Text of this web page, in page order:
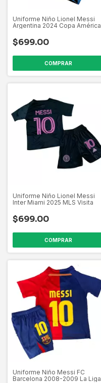
Uniforme Niño Lionel Messi
Argentina 2024 Copa América
$699.00
COMPRAR
Uniforme Niño Lionel Messi
Inter Miami 2025 MLS Visita
$699.00
COMPRAR
Uniforme Niño Messi FC
Barcelona 2008-2009 La Liga